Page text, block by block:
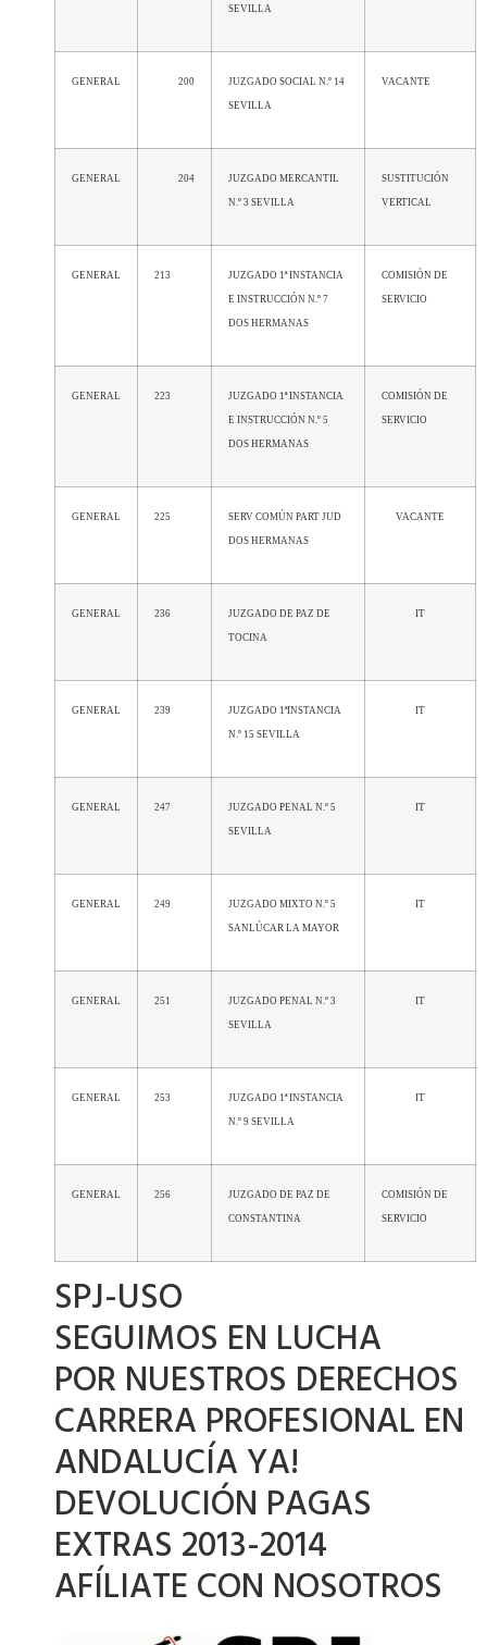
SEVILLA
GENERAL 200 JUZGADO SOCIAL N.º 14
SEVILLA
VACANTE
GENERAL 204 JUZGADO MERCANTIL
N.º 3 SEVILLA
SUSTITUCIÓN
VERTICAL
GENERAL 213 JUZGADO 1ª INSTANCIA
E INSTRUCCIÓN N.º 7
DOS HERMANAS
COMISIÓN DE
SERVICIO
GENERAL 223 JUZGADO 1ª INSTANCIA
E INSTRUCCIÓN N.º 5
DOS HERMANAS
COMISIÓN DE
SERVICIO
GENERAL 225 SERV COMÚN PART JUD
DOS HERMANAS
VACANTE
GENERAL 236 JUZGADO DE PAZ DE
TOCINA
IT
GENERAL 239 JUZGADO 1ªINSTANCIA
N.º 15 SEVILLA
IT
GENERAL 247 JUZGADO PENAL N.º 5
SEVILLA
IT
GENERAL 249 JUZGADO MIXTO N.º 5
SANLÚCAR LA MAYOR
IT
GENERAL 251 JUZGADO PENAL N.º 3
SEVILLA
IT
GENERAL 253 JUZGADO 1ª INSTANCIA
N.º 9 SEVILLA
IT
GENERAL 256 JUZGADO DE PAZ DE
CONSTANTINA
COMISIÓN DE
SERVICIO
SPJ-USO
SEGUIMOS EN LUCHA
POR NUESTROS DERECHOS
CARRERA PROFESIONAL EN
ANDALUCÍA YA!
DEVOLUCIÓN PAGAS
EXTRAS 2013-2014
AFÍLIATE CON NOSOTROS